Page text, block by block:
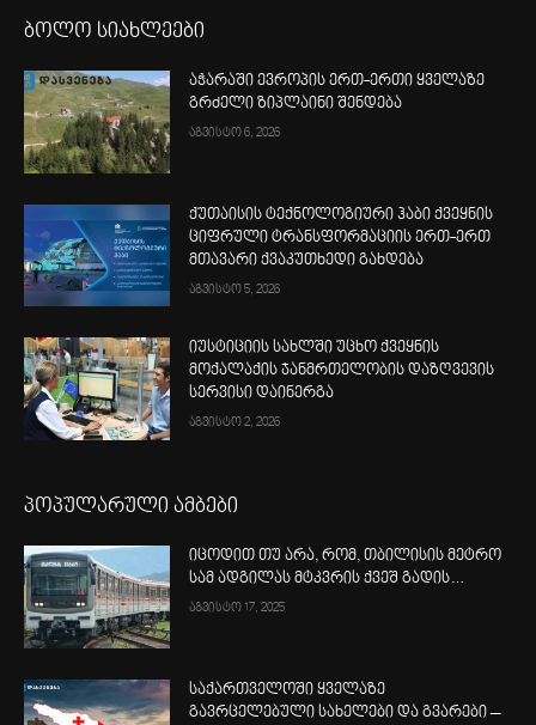
ბოლო სიახლეები
აჭარაში ევროპის ერთ-ერთი ყველაზე
გრძელი ზიპლაინი შენდება
აგვისტო 6, 2026
ქუთაისის ტექნოლოგიური ჰაბი ქვეყნის
ციფრული ტრანსფორმაციის ერთ-ერთ
მთავარი ქვაკუთხედი გახდება
აგვისტო 5, 2026
იუსტიციის სახლში უცხო ქვეყნის
მოქალაქის ჯანმრთელობის დაზღვევის
სერვისი დაინერგა
აგვისტო 2, 2026
პოპულარული ამბები
იცოდით თუ არა, რომ, თბილისის მეტრო
სამ ადგილას მტკვრის ქვეშ გადის…
აგვისტო 17, 2025
საქართველოში ყველაზე
გავრცელებული სახელები და გვარები –